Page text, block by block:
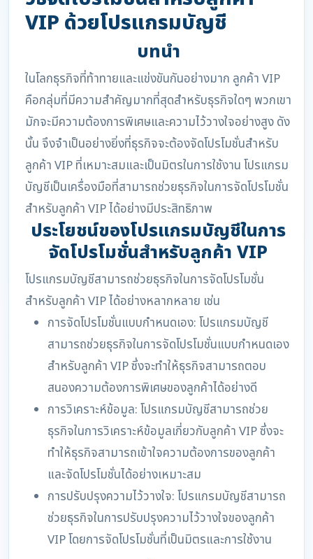
VIP ด้วยโปรแกรมบัญชี
บทนำ
ในโลกธุรกิจที่ท้าทายและแข่งขันกันอย่างมาก ลูกค้า VIP
คือกลุ่มที่มีความสำคัญมากที่สุดสำหรับธุรกิจใดๆ พวกเขา
มักจะมีความต้องการพิเศษและความไว้วางใจอย่างสูง ดัง
นั้น จึงจำเป็นอย่างยิ่งที่ธุรกิจจะต้องจัดโปรโมชั่นสำหรับ
ลูกค้า VIP ที่เหมาะสมและเป็นมิตรในการใช้งาน โปรแกรม
บัญชีเป็นเครื่องมือที่สามารถช่วยธุรกิจในการจัดโปรโมชั่น
สำหรับลูกค้า VIP ได้อย่างมีประสิทธิภาพ
ประโยชน์ของโปรแกรมบัญชีในการ
จัดโปรโมชั่นสำหรับลูกค้า VIP
โปรแกรมบัญชีสามารถช่วยธุรกิจในการจัดโปรโมชั่น
สำหรับลูกค้า VIP ได้อย่างหลากหลาย เช่น
การจัดโปรโมชั่นแบบกำหนดเอง: โปรแกรมบัญชี
สามารถช่วยธุรกิจในการจัดโปรโมชั่นแบบกำหนดเอง
สำหรับลูกค้า VIP ซึ่งจะทำให้ธุรกิจสามารถตอบ
สนองความต้องการพิเศษของลูกค้าได้อย่างดี
การวิเคราะห์ข้อมูล: โปรแกรมบัญชีสามารถช่วย
ธุรกิจในการวิเคราะห์ข้อมูลเกี่ยวกับลูกค้า VIP ซึ่งจะ
ทำให้ธุรกิจสามารถเข้าใจความต้องการของลูกค้า
และจัดโปรโมชั่นได้อย่างเหมาะสม
การปรับปรุงความไว้วางใจ: โปรแกรมบัญชีสามารถ
ช่วยธุรกิจในการปรับปรุงความไว้วางใจของลูกค้า
VIP โดยการจัดโปรโมชั่นที่เป็นมิตรและการใช้งาน